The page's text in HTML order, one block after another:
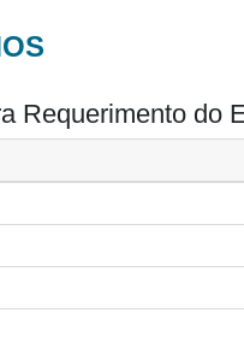
Requerimento do